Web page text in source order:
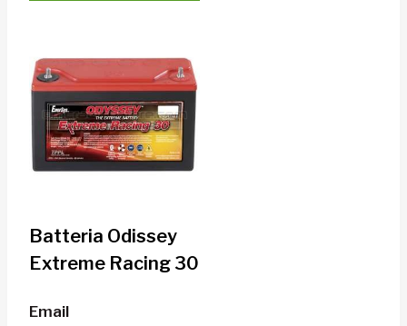
Batteria Odissey
Extreme Racing 30
Email